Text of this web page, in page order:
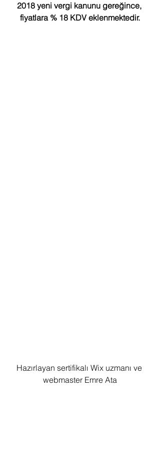
2018 yeni vergi kanunu gereğince,
fiyatlara % 18 KDV eklenmektedir.
Hazırlayan sertifikalı Wix uzmanı ve
webmaster Emre Ata